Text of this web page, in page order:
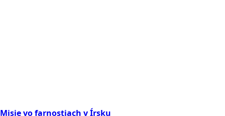
Misie vo farnostiach v Írsku